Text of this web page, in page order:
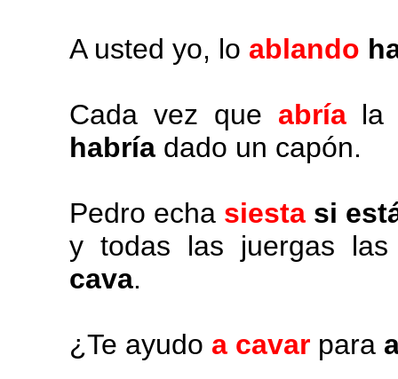
A usted yo, lo ablando
Cada vez que abríala
habría dado un capón.
Pedro echa siesta si
y todas las juergas
cava.
¿Te ayudo a cavar para